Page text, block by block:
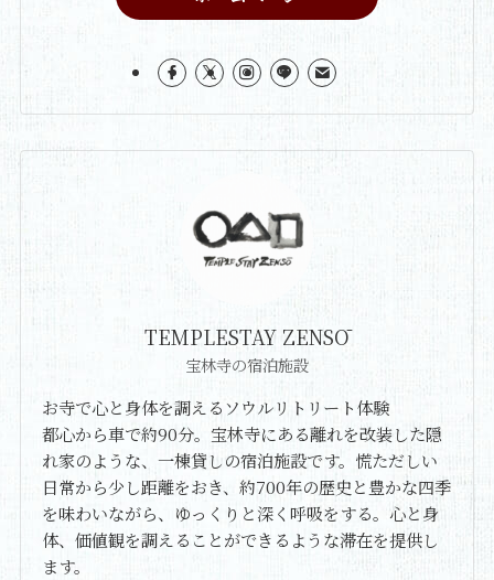
TEMPLESTAY ZENSŌ
宝林寺の宿泊施設
お寺で心と身体を調えるソウルリトリート体験
都心から車で約90分。宝林寺にある離れを改装した隠
れ家のような、一棟貸しの宿泊施設です。慌ただしい
日常から少し距離をおき、約700年の歴史と豊かな四季
を味わいながら、ゆっくりと深く呼吸をする。心と身
体、価値観を調えることができるような滞在を提供し
ます。